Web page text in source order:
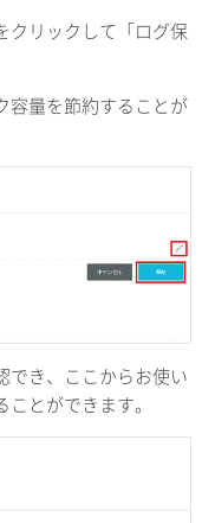
クリックして「ログ保
容量を節約することが
でき、ここからお使い
とができます。